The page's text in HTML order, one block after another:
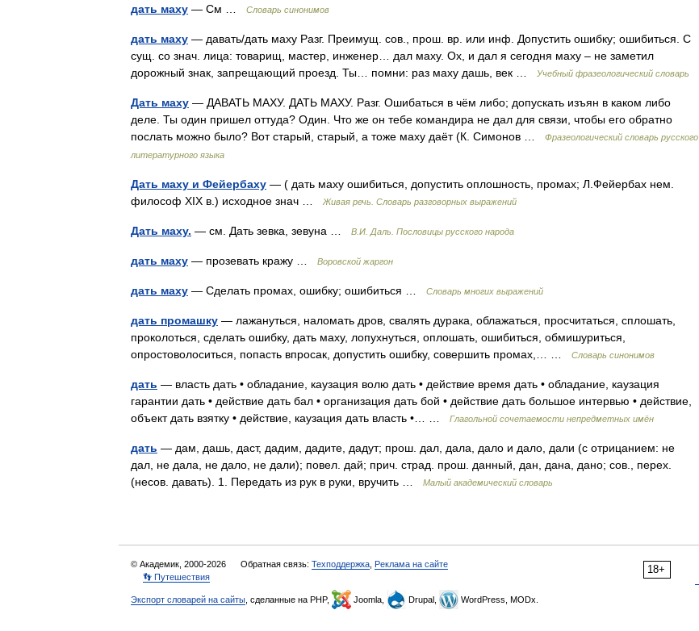
дать маху — См … Словарь синонимов
дать маху — давать/дать маху Разг. Преимущ. сов., прош. вр. или инф. Допустить ошибку; ошибиться. С
сущ. со знач. лица: товарищ, мастер, инженер… дал маху. Ох, и дал я сегодня маху – не заметил
дорожный знак, запрещающий проезд. Ты… помни: раз маху дашь, век …
Учебный фразеологический словарь
Дать маху — ДАВАТЬ МАХУ. ДАТЬ МАХУ. Разг. Ошибаться в чём либо; допускать изъян в каком либо
деле. Ты один пришел оттуда? Один. Что же он тебе командира не дал для связи, чтобы его обратно
послать можно было? Вот старый, старый, а тоже маху даёт (К. Симонов …
Фразеологический словарь русского
литературного языка
Дать маху и Фейербаху — ( дать маху ошибиться, допустить оплошность, промах; Л.Фейербах нем.
философ XIX в.) исходное знач …
Живая речь. Словарь разговорных выражений
Дать маху. — см. Дать зевка, зевуна … В.И. Даль. Пословицы русского народа
дать маху — прозевать кражу … Воровской жаргон
дать маху — Сделать промах, ошибку; ошибиться … Словарь многих выражений
дать промашку — лажануться, наломать дров, свалять дурака, облажаться, просчитаться, сплошать,
проколоться, сделать ошибку, дать маху, лопухнуться, оплошать, ошибиться, обмишуриться,
опростоволоситься, попасть впросак, допустить ошибку, совершить промах,… …
Словарь синонимов
дать — власть дать • обладание, каузация волю дать • действие время дать • обладание, каузация
гарантии дать • действие дать бал • организация дать бой • действие дать большое интервью • действие,
объект дать взятку • действие, каузация дать власть •… …
Глагольной сочетаемости непредметных имён
дать — дам, дашь, даст, дадим, дадите, дадут; прош. дал, дала, дало и дало, дали (с отрицанием: не
дал, не дала, не дало, не дали); повел. дай; прич. страд. прош. данный, дан, дана, дано; сов., перех.
(несов. давать). 1. Передать из рук в руки, вручить …
Малый академический словарь
18+
© Академик, 2000-2026 Обратная связь: Техподдержка Реклама на сайте
👣 Путешествия
Экспорт словарей на сайты , сделанные на PHP, Joomla, Drupal, WordPress, MODx.